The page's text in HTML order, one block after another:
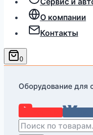
О компании
Контакты
0
Оборудование для
Искать: